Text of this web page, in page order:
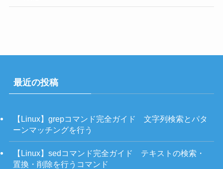
最近の投稿
【Linux】grepコマンド完全ガイド 文字列検索とパタ
ーンマッチングを行う
【Linux】sedコマンド完全ガイド テキストの検索・
置換・削除を行うコマンド